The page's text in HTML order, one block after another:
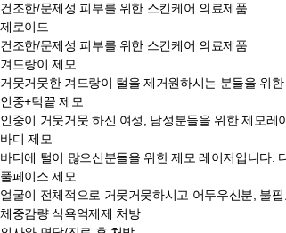
건조한/문제성 피부를 위한 스킨케어 의료제품
제로이드
건조한/문제성 피부를 위한 스킨케어 의료제품
겨드랑이 제모
거뭇거뭇한 겨드랑이 털을 제거원하시는 분들을 위한
인중+턱끝 제모
인중이 거뭇거뭇 하신 여성, 남성분들을 위한 제모레
바디 제모
바디에 털이 많으신분들을 위한 제모 레이저입니다.
풀페이스 제모
얼굴이 전체적으로 거뭇거뭇하시고 어두우신분, 불
체중감량 식욕억제제 처방